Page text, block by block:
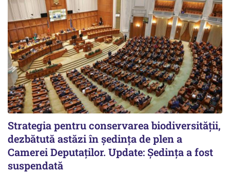
Strategia pentru conservarea biodiversității,
dezbătută astăzi în ședința de plen a
Camerei Deputaților. Update: Ședința a fost
suspendată